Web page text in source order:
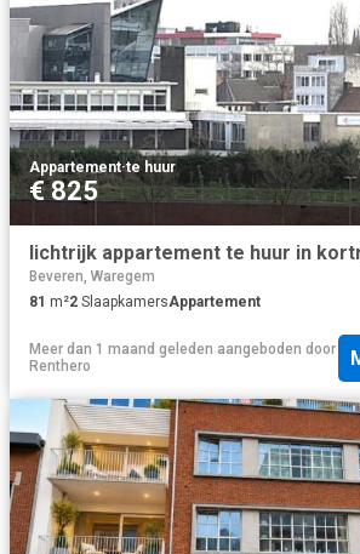
Appartement·te huur
€ 825
lichtrijk appartement te huur in
Beveren, Waregem
81 m²2 SlaapkamersAppartement
Meer dan 1 maand geleden aangeboden door
Renthero